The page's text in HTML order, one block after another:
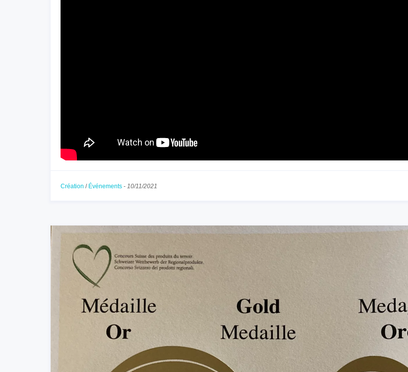
Création / Événements - 10/11/2021